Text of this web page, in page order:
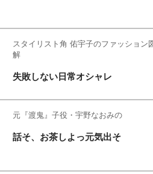
スタイリスト角 佑宇子のファッション
解
失敗しない日常オシャレ
元『渡鬼』子役・宇野なおみの
話そ、お茶しよっ元気出そ